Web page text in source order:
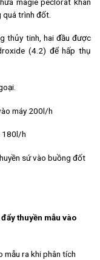
trình đốt.
thủy tinh, hai đầu được
(4.2) để hấp thụ
máy 200l/h
180l/h
sứ vào buồng đốt
mẫu vào
mẫu ra khi phân tích